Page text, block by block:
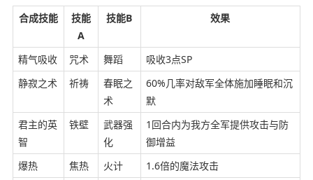
合成技能
技能
A
技能B 效果
精气吸收 咒术 舞蹈
吸收3点SP
静寂之术
祈祷
春眠之
术
60%几率对敌军全体施加睡眠和沉
默
君主的英
智
铁壁
武器强
化
1回合内为我方全军提供攻击与防
御增益
爆热
焦热 火计
1.6倍的魔法攻击